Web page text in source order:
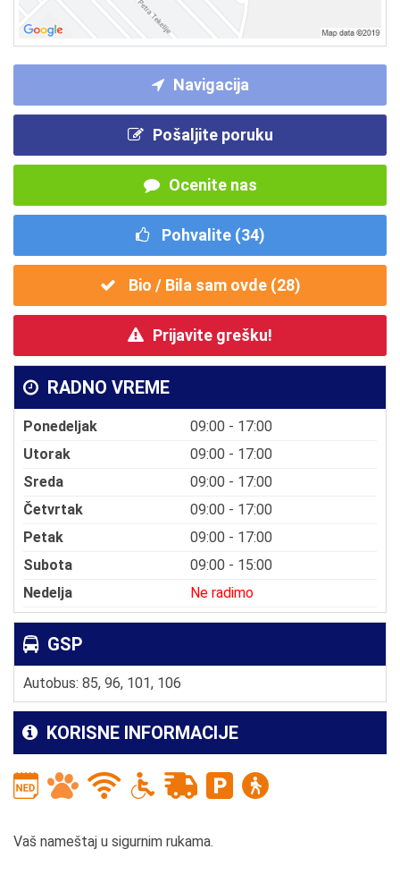
Navigacija
Pošaljite poruku
Ocenite nas
Pohvalite (34)
Bio / Bila sam ovde (28)
Prijavite grešku!
RADNO VREME
Ponedeljak
09:00 - 17:00
Utorak
09:00 - 17:00
Sreda
09:00 - 17:00
Četvrtak
09:00 - 17:00
Petak
09:00 - 17:00
Subota
09:00 - 15:00
Nedelja
Ne radimo
GSP
Autobus: 85, 96, 101, 106
KORISNE INFORMACIJE
Vaš nameštaj u sigurnim rukama.